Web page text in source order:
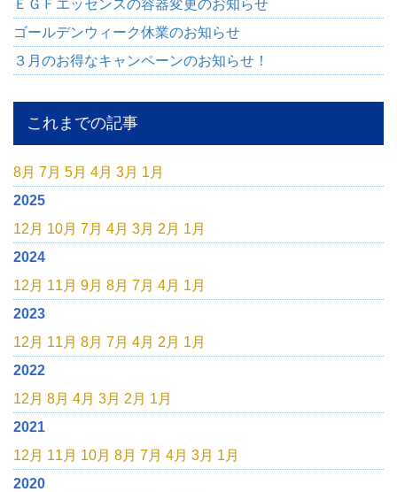
ＥＧＦエッセンスの容器変更のお知らせ
ゴールデンウィーク休業のお知らせ
３月のお得なキャンペーンのお知らせ！
これまでの記事
8月 7月 5月 4月 3月 1月
2025
12月 10月 7月 4月 3月 2月 1月
2024
12月 11月 9月 8月 7月 4月 1月
2023
12月 11月 8月 7月 4月 2月 1月
2022
12月 8月 4月 3月 2月 1月
2021
12月 11月 10月 8月 7月 4月 3月 1月
2020